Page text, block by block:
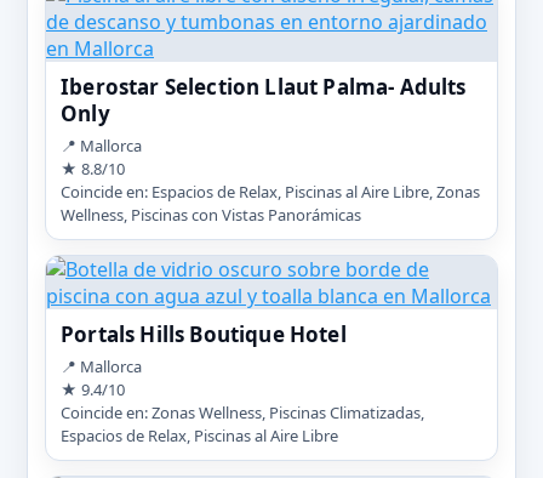
Iberostar Selection Llaut Palma- Adults
Only
📍 Mallorca
★ 8.8/10
Coincide en: Espacios de Relax, Piscinas al Aire Libre, Zonas
Wellness, Piscinas con Vistas Panorámicas
Portals Hills Boutique Hotel
📍 Mallorca
★ 9.4/10
Coincide en: Zonas Wellness, Piscinas Climatizadas,
Espacios de Relax, Piscinas al Aire Libre